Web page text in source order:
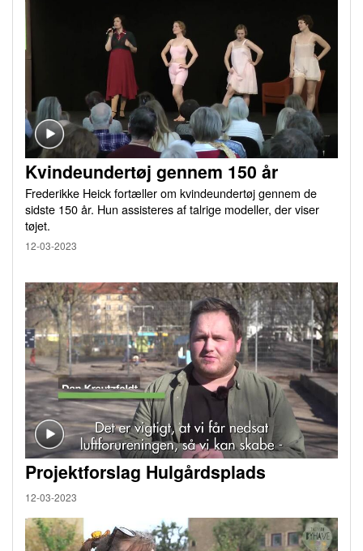
Kvindeundertøj gennem 150 år
Frederikke Heick fortæller om kvindeundertøj gennem de
sidste 150 år. Hun assisteres af talrige modeller, der viser
tøjet.
12-03-2023
Projektforslag Hulgårdsplads
12-03-2023